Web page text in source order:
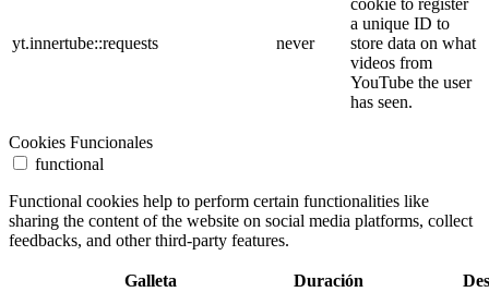
yt.innertube::requests never
cookie to register
a unique ID to
store data on what
videos from
YouTube the user
has seen.
Cookies Funcionales
functional
Functional cookies help to perform certain functionalities like
sharing the content of the website on social media platforms, collect
feedbacks, and other third-party features.
Galleta Duración